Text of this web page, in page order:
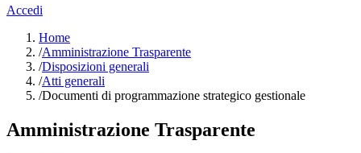
Accedi
Home
/Amministrazione Trasparente
/Disposizioni generali
/Atti generali
/Documenti di programmazione strategico gestionale
Amministrazione Trasparente